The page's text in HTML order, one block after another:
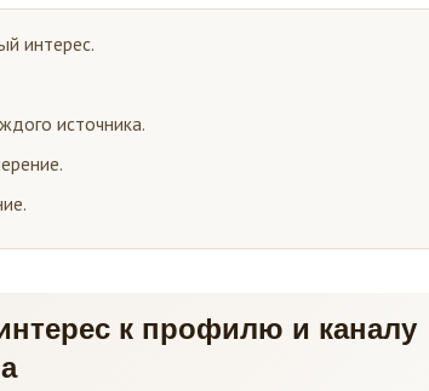
интерес.
источника.
к профилю и каналу